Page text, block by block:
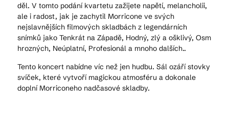
děl. V tomto podání kvartetu zažijete napětí, melancholii,
ale i radost, jak je zachytil Morricone ve svých
nejslavnějších filmových skladbách z legendárních
snímků jako Tenkrát na Západě, Hodný, zlý a ošklivý, Osm
hrozných, Neúplatní, Profesionál a mnoho dalších..
Tento koncert nabídne víc než jen hudbu. Sál ozáří stovky
svíček, které vytvoří magickou atmosféru a dokonale
doplní Morriconeho nadčasové skladby.